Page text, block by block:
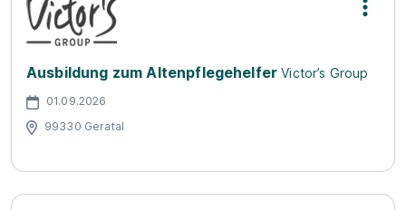
Ausbildung zum Altenpflegehelfer Victor’s Group
01.09.2026
99330 Geratal